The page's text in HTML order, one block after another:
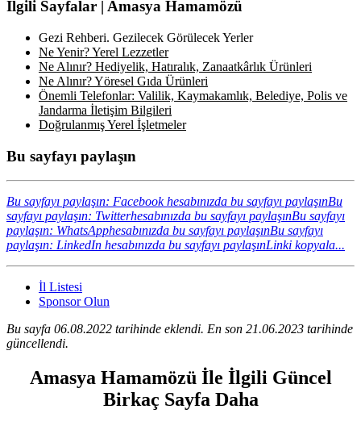
İlgili Sayfalar | Amasya Hamamözü
Gezi Rehberi. Gezilecek Görülecek Yerler
Ne Yenir? Yerel Lezzetler
Ne Alınır? Hediyelik, Hatıralık, Zanaatkârlık Ürünleri
Ne Alınır? Yöresel Gıda Ürünleri
Önemli Telefonlar: Valilik, Kaymakamlık, Belediye, Polis ve
Jandarma İletişim Bilgileri
Doğrulanmış Yerel İşletmeler
Bu sayfayı paylaşın
Bu sayfayı paylaşın: Facebook hesabınızda bu sayfayı paylaşınBu
sayfayı paylaşın: Twitterhesabınızda bu sayfayı paylaşınBu sayfayı
paylaşın: WhatsApphesabınızda bu sayfayı paylaşınBu sayfayı
paylaşın: LinkedIn hesabınızda bu sayfayı paylaşınLinki kopyala...
İl Listesi
Sponsor Olun
Bu sayfa 06.08.2022 tarihinde eklendi. En son 21.06.2023 tarihinde
güncellendi.
Amasya Hamamözü İle İlgili Güncel
Birkaç Sayfa Daha